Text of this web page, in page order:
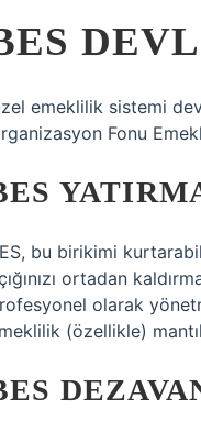
emeklilik sistemi
Fonu
bu birikimi
ortadan
olarak
(özellikle)